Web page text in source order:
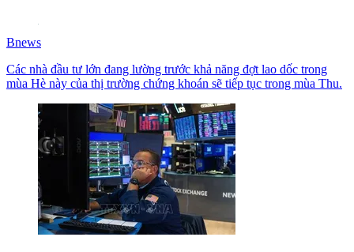
Bnews
Các nhà đầu tư lớn đang lường trước khả năng đợt lao dốc trong
mùa Hè này của thị trường chứng khoán sẽ tiếp tục trong mùa Thu.